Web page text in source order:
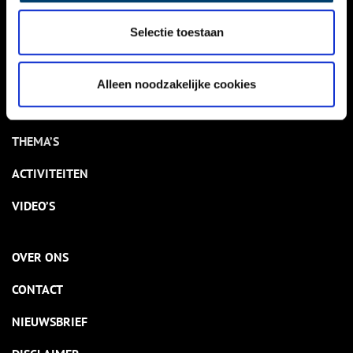
Selectie toestaan
Alleen noodzakelijke cookies
KALENDER
THEMA’S
ACTIVITEITEN
VIDEO’S
OVER ONS
CONTACT
NIEUWSBRIEF